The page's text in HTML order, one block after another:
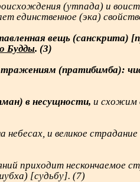
(утпада) и
единственное (эка)
вещь (санскрита)
Будды. (3)
(пратибимба):
в несущности, и схожим
и великое
приходит нескончаемое
[судьбу]. (7)